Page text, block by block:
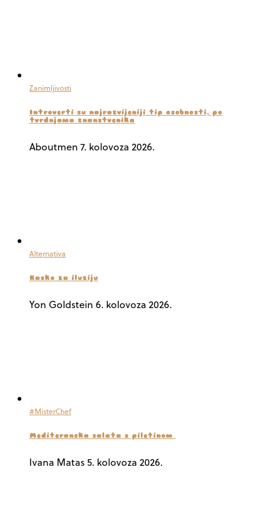
Zanimljivosti
Introverti su najrazvijeniji tip osobnosti, po
tvrdnjama znanstvenika
Aboutmen 7. kolovoza 2026.
Alternativa
Kasko za iluziju
Yon Goldstein 6. kolovoza 2026.
#MisterChef
Mediteranska salata s piletinom
Ivana Matas5. kolovoza 2026.